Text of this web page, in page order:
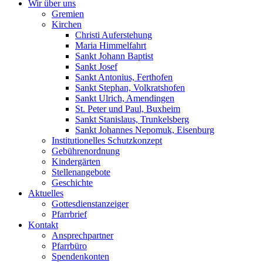
Wir über uns
Gremien
Kirchen
Christi Auferstehung
Maria Himmelfahrt
Sankt Johann Baptist
Sankt Josef
Sankt Antonius, Ferthofen
Sankt Stephan, Volkratshofen
Sankt Ulrich, Amendingen
St. Peter und Paul, Buxheim
Sankt Stanislaus, Trunkelsberg
Sankt Johannes Nepomuk, Eisenburg
Institutionelles Schutzkonzept
Gebührenordnung
Kindergärten
Stellenangebote
Geschichte
Aktuelles
Gottesdienstanzeiger
Pfarrbrief
Kontakt
Ansprechpartner
Pfarrbüro
Spendenkonten